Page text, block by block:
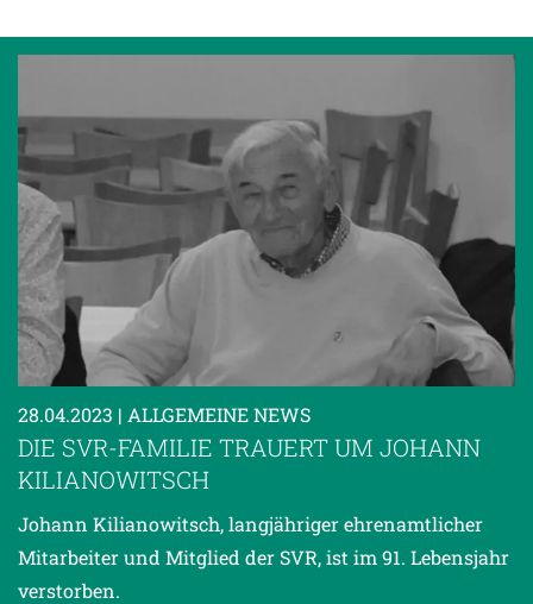
28.04.2023 | ALLGEMEINE NEWS
DIE SVR-FAMILIE TRAUERT UM JOHANN
KILIANOWITSCH
Johann Kilianowitsch, langjähriger ehrenamtlicher
Mitarbeiter und Mitglied der SVR, ist im 91. Lebensjahr
verstorben.